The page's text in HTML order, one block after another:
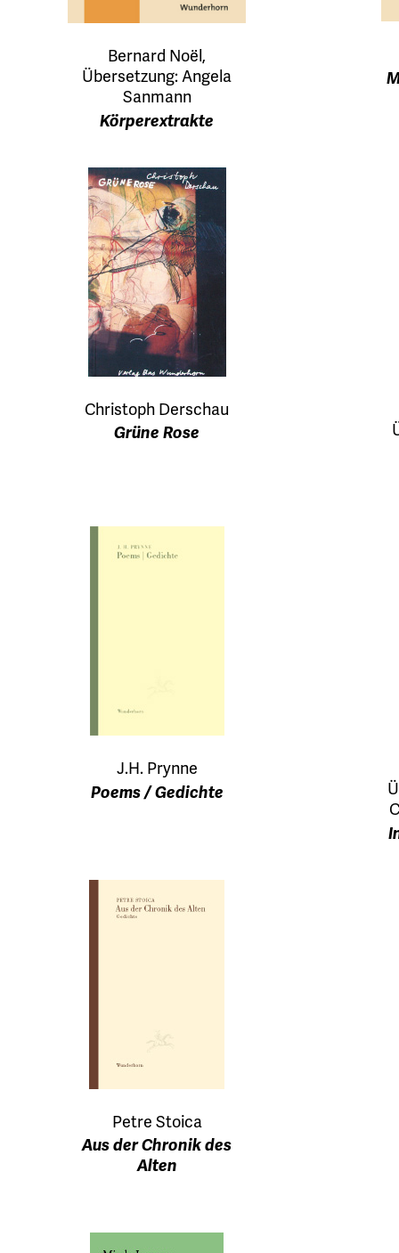
Bernard Noël,
Übersetzung: Angela
Sanmann
Körperextrakte
Christoph Derschau
Grüne Rose
J.H. Prynne
Poems / Gedichte
Petre Stoica
Aus der Chronik des
Alten